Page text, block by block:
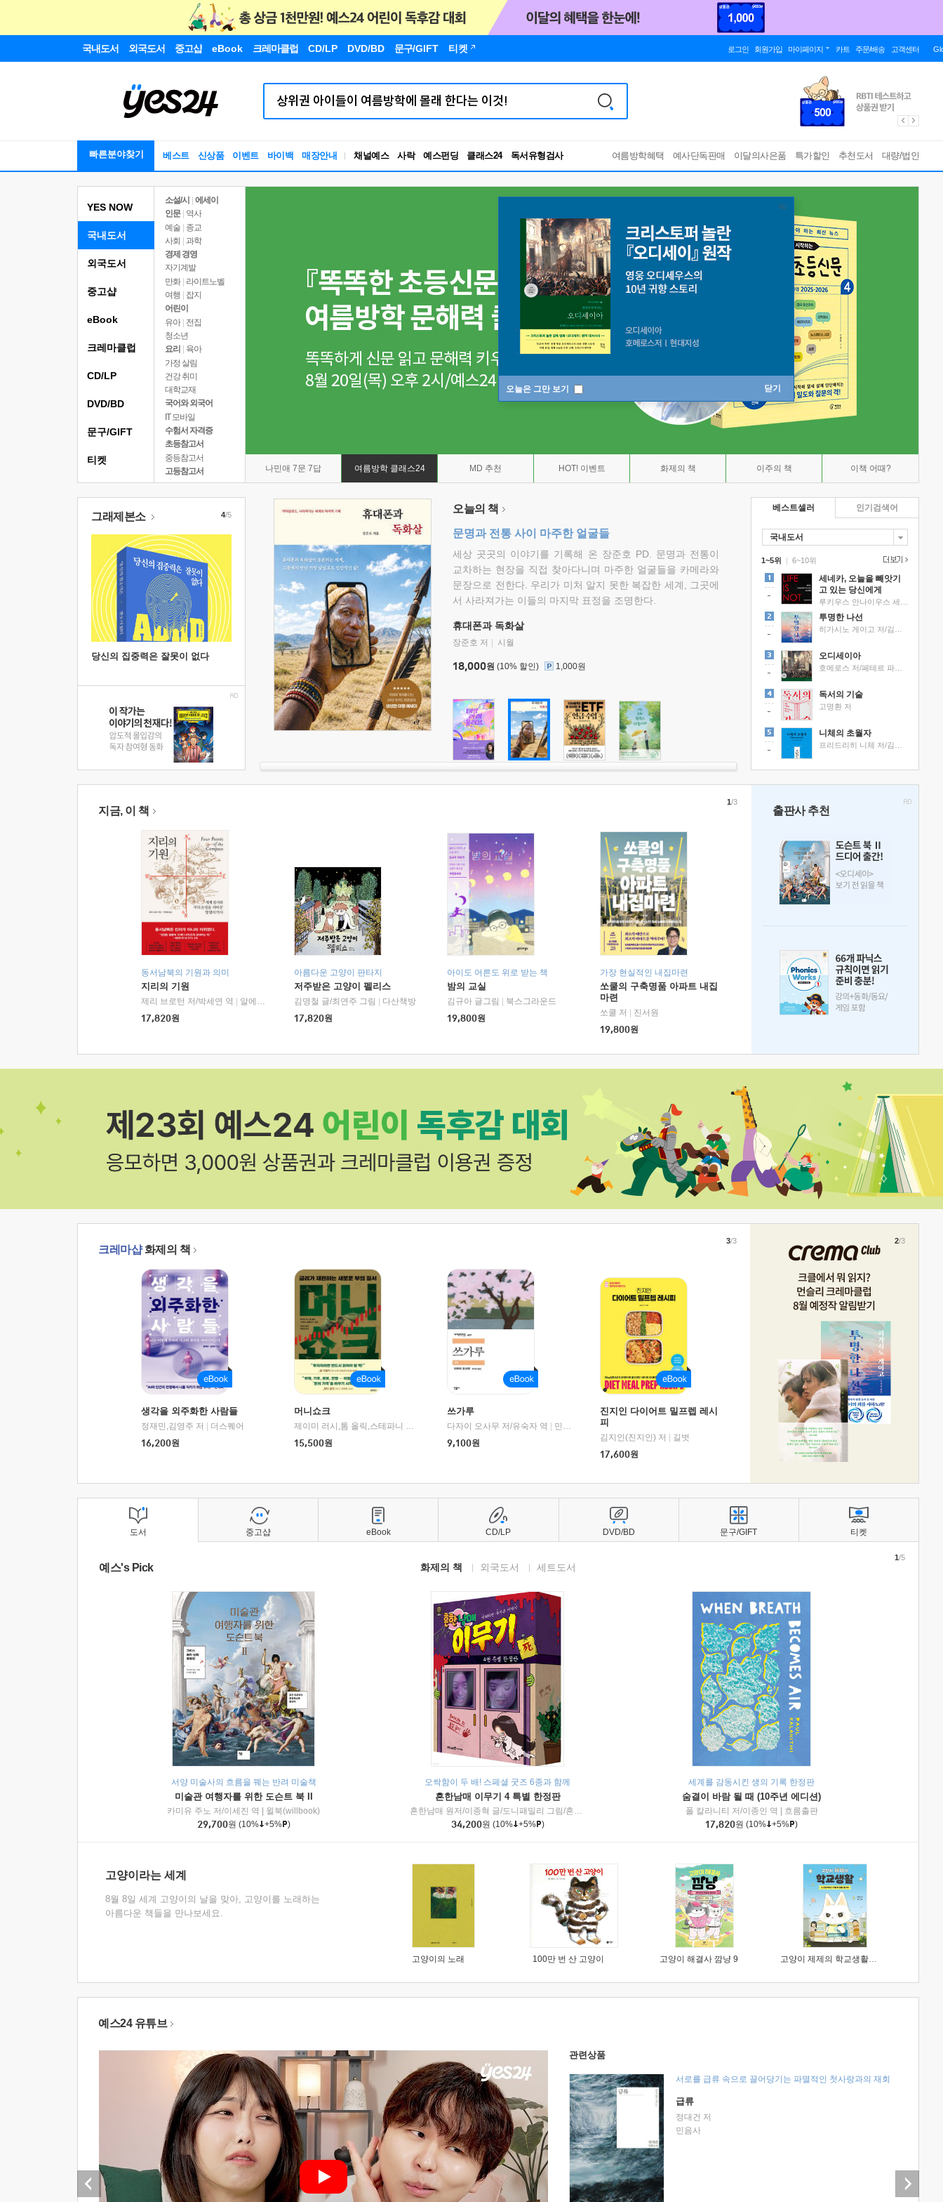
국내도서 외국도서 중고샵 eBook 크레마클럽 CD/LP DVD/BD 문구/GIFT 티켓 로그인 회원가입 마이페이지 카트 주문/배송 고객센터
빠른분야찾기 베스트 신상품 이벤트 바이백 매장안내 채널예스 사락 예스펀딩 클래스24
독서유형검사
RBTI Lab
독서유형검사
여름방학혜택 예사단독판매 이달의사은품 특가할인 추천도서 대량/법인
오늘은 그만 보기 닫기
YES NOW
국내도서
소설/시
에세이
인문
역사
예술 | 종교
사회 | 과학
경제 경영
자기계발
만화 | 라이트노벨
여행
잡지
어린이
유아 | 전집
청소년
요리
육아
가정 살림
건강 취미
대학교재
국어와 외국어
IT 모바일
수험서 자격증
초등참고서
중등참고서
고등참고서
나민애 7문 7답 여름방학 클래스24 MD 추천 HOT! 이벤트 화제의 책 이주의 책 이책 어때?
외국도서
중고샵
eBook
크레마클럽
CD/LP
DVD/BD
문구/GIFT
티켓
그래제본소
당신의 집중력은 잘못이 없다
4/5 오늘의 책
문명과 전통 사이 마주한 얼굴들
세상 곳곳의 이야기를 기록해 온 장준호 PD. 문명과 전통이
교차하는 현장을 직접 찾아다니며 마주한 얼굴들을 카메라와
문장으로 전한다. 우리가 미처 알지 못한 복잡한 세계, 그곳에
서 사라져가는 이들의 마지막 표정을 조명한다.
휴대폰과 독화살
장준호 저 시월
18,000원 (10% 할인) 1,000원
베스트셀러
국내도서
1~5위 |
세네카, 오늘을 빼앗기
고 있는 당신에게
투명한 나선
오디세이아
독서의 기술
고명환 저
니체의 초월자
6~10위
인기검색어
지금, 이 책
동서남북의 기원과 의미
지리의 기원
제리 브로턴 저/박세연 역
알에이치코리아(RHK)
17,820원
아름다운 고양이 판타지
저주받은 고양이 펠리스
김명철 글/최연주 그림
다산책방
17,820원
아이도 어른도 위로 받는 책
밤의 교실
김규아 글그림
북스그라운드
19,800원
가장 현실적인 내집마련
쏘쿨의 구축명품 아파트 내집
마련
쏘쿨 저
진서원
19,800원
1/3
출판사 추천
크레마샵화제의 책
생각을 외주화한 사람들
정재민,김영주 저
더스퀘어
16,200원
머니쇼크
제이미 러시,톰 올릭,스테파니 플랜더스 편저/임경은 역/박정호 감수 |
교보문고
15,500원
쓰가루
다자이 오사무 저/유숙자 역
민음사
9,100원
진지인 다이어트 밀프렙 레시
피
김지인(진지인) 저
길벗
17,600원
3/3 2/3
도서
예스's Pick 화제의 책 외국도서 세트도서
서양 미술사의 흐름을 꿰는 반려 미술책
미술관 여행자를 위한 도슨트 북 II
카미유 주노 저/이세진 역
윌북(willbook)
29,700원 (10% +5% )
오싹함이 두 배! 스페셜 굿즈 6종과 함께
흔한남매 이무기 4 특별 한정판
흔한남매 원저/이종혁 글/도니패밀리 그림/흔한컴퍼니 감수
미래엔아이세움
34,200원 (10% +5% )
세계를 감동시킨 생의 기록 한정판
숨결이 바람 될 때 (10주년 에디션)
폴 칼라니티 저/이종인 역
흐름출판
17,820원 (10% +5% )
1/5
고양이라는 세계
8월 8일 세계 고양이의 날을 맞아, 고양이를 노래하는
아름다운 책들을 만나보세요.
고양이의 노래 100만 번 산 고양이 고양이 해결사 깜냥 9 고양이 제제의 학교생활 1 : 초등학생이 이렇게 힘들 줄이야
중고샵 eBook CD/LP DVD/BD 문구/GIFT 티켓
예스24 유튜브
관련상품
서로를 급류 속으로 끌어당기는 파멸적인 첫사랑과의 재회
급류
정대건 저
민음사